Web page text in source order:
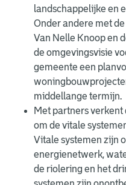
landschappelijke en
Onder andere met
Van Nelle Knoop en
de omgevingsvisie
gemeente een
middellange termijn.
Met partners
om de vitale
Vitale systemen zijn
energienetwerk,
de riolering en het